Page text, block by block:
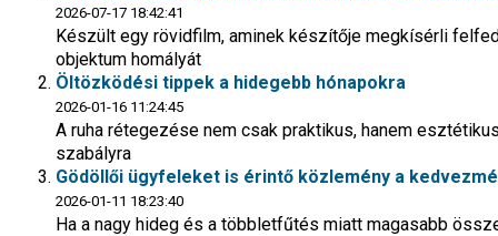
2026-07-17 18:42:41
Készült egy rövidfilm, aminek készítője megkísérli
objektum homályát
Öltözködési tippek a hidegebb hónapokra
2026-01-16 11:24:45
A ruha rétegezése nem csak praktikus, hanem
szabályra
Gödöllői ügyfeleket is érintő közlemény a
2026-01-11 18:23:40
Ha a nagy hideg és a többletfűtés miatt magasabb